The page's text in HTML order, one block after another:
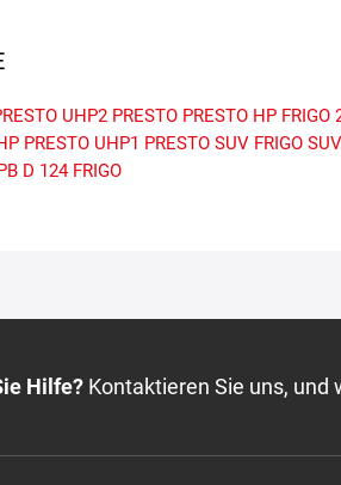
UHP2 PRESTO PRESTO HP FRIGO
PRESTO UHP1 PRESTO SUV FRIGO
D 124 FRIGO
Hilfe? Kontaktieren Sie uns,